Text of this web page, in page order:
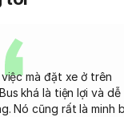
mà đặt xe ở trên
khá là tiện lợi và dễ
Nó cũng rất là minh